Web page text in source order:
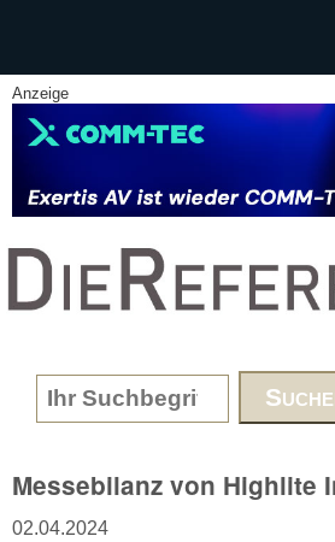
Anzeige
Search form
Messebilanz von Highlite
02.04.2024